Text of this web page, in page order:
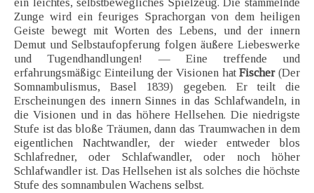
Zunge wird ein feuriges Sprachorgan von dem heiligen
Geiste bewegt mit Worten des Lebens, und der innern
Demut und Selbstaufopferung folgen äußere Liebeswerke
und Tugendhandlungen! — Eine treffende und
erfahrungsmäßigc Einteilung der Visionen hatFischer(Der
Somnambulismus, Basel 1839) gegeben. Er teilt die
Erscheinungen des innern Sinnes in das Schlafwandeln, in
die Visionen und in das höhere Hellsehen. Die niedrigste
Stufe ist das bloße Träumen, dann das Traumwachen in dem
eigentlichen Nachtwandler, der wieder entweder blos
Schlafredner, oder Schlafwandler, oder noch höher
Schlafwandler ist. Das Hellsehen ist als solches die höchste
Stufe des somnambulen Wachens selbst.